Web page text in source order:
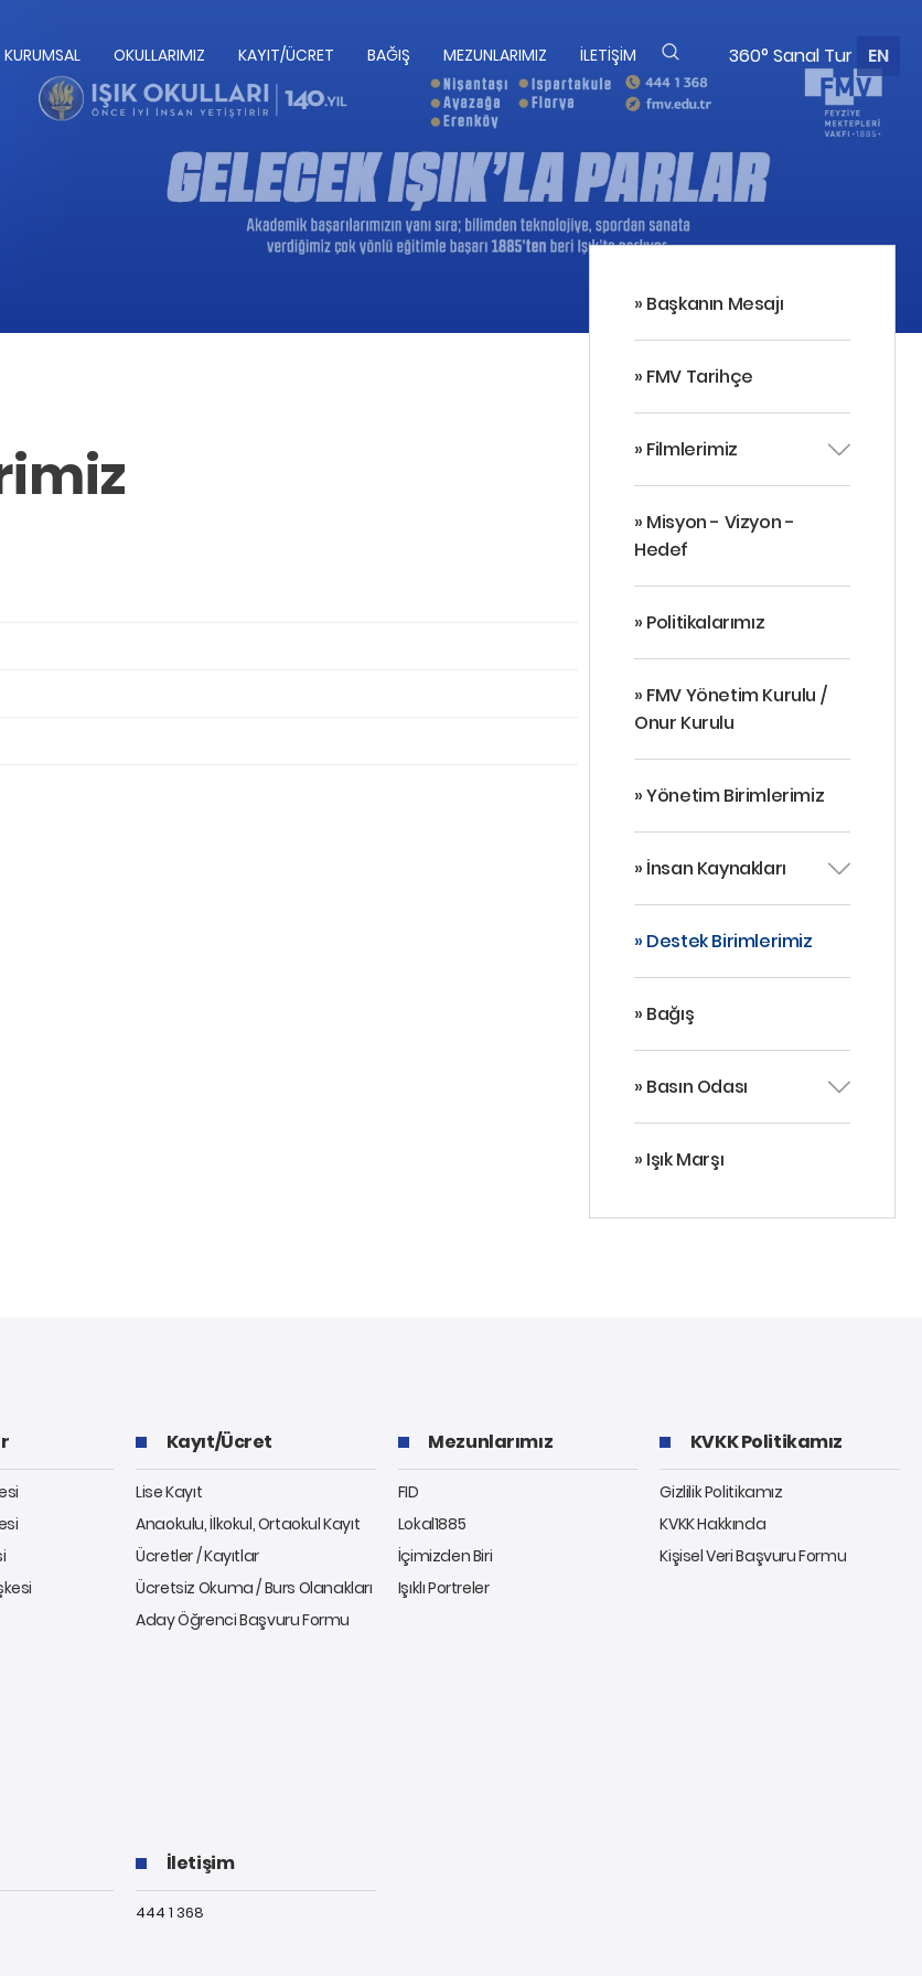
KURUMSAL OKULLARIMIZ KAYIT/ÜCRET BAĞIŞ MEZUNLARIMIZ İLETIŞIM 360° Sanal Tur EN
» Başkanın Mesajı
» FMV Tarihçe
» Filmlerimiz
» Misyon - Vizyon -
Hedef
» Politikalarımız
» FMV Yönetim Kurulu /
Onur Kurulu
» Yönetim Birimlerimiz
» İnsan Kaynakları
» Destek Birimlerimiz
» Bağış
» Basın Odası
» Işık Marşı
Kayıt/Ücret
Lise Kayıt
Anaokulu, İlkokul, Ortaokul Kayıt
Ücretler / Kayıtlar
Ücretsiz Okuma / Burs Olanakları
Aday Öğrenci Başvuru Formu
Mezunlarımız
FID
Lokal1885
İçimizden Biri
Işıklı Portreler
KVKK Politikamız
Gizlilik Politikamız
KVKK Hakkında
Kişisel Veri Başvuru Formu
İletişim
444 1 368